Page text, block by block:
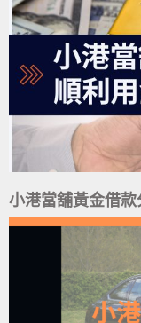
小港當舖黃金借